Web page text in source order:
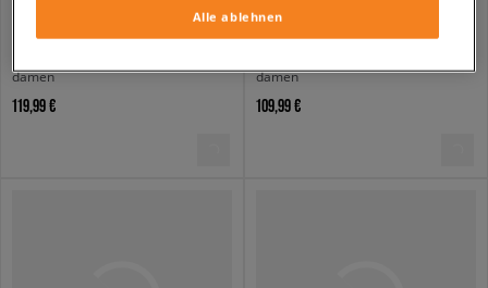
damen
119,99 €
damen
109,99 €
Alle ablehnen